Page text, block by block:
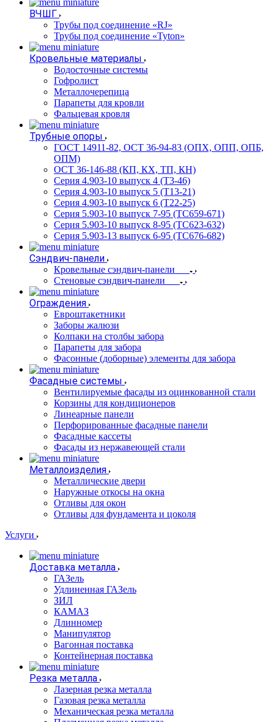
ВЧШГ
Трубы под соединение «RJ»
Трубы под соединение «Tyton»
Кровельные материалы
Водосточные системы
Гофролист
Металлочерепица
Парапеты для кровли
Фальцевая кровля
Трубные опоры
ГОСТ 14911-82, ОСТ 36-94-83 (ОПХ, ОПП, ОПБ,
ОПМ)
ОСТ 36-146-88 (КП, КХ, ТП, КН)
Серия 4.903-10 выпуск 4 (Т3-46)
Серия 4.903-10 выпуск 5 (Т13-21)
Серия 4.903-10 выпуск 6 (Т22-25)
Серия 5.903-10 выпуск 7-95 (ТС659-671)
Серия 5.903-10 выпуск 8-95 (ТС623-632)
Серия 5.903-13 выпуск 6-95 (ТС676-682)
Сэндвич-панели
Кровельные сэндвич-панели
Стеновые сэндвич-панели
Ограждения
Евроштакетники
Заборы жалюзи
Колпаки на столбы забора
Парапеты для забора
Фасонные (доборные) элементы для забора
Фасадные системы
Вентилируемые фасады из оцинкованной стали
Корзины для кондиционеров
Линеарные панели
Перфорированные фасадные панели
Фасадные кассеты
Фасады из нержавеющей стали
Металлоизделия
Металлические двери
Наружные откосы на окна
Отливы для окон
Отливы для фундамента и цоколя
Услуги
Доставка металла
ГАЗель
Удлиненная ГАЗель
ЗИЛ
КАМАЗ
Длинномер
Манипулятор
Вагонная поставка
Контейнерная поставка
Резка металла
Лазерная резка металла
Газовая резка металла
Механическая резка металла